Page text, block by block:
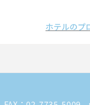
ホテルのプ